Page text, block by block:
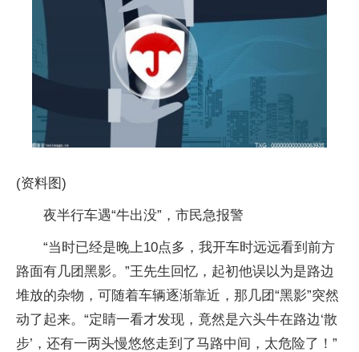
(资料图)
夜半行车遇“牛出没”，市民急报警
“当时已经是晚上10点多，我开车时远远看到前方
路面有几团黑影。”王先生回忆，起初他误以为是路边
堆放的杂物，可随着车辆逐渐靠近，那几团“黑影”突然
动了起来。“定睛一看才发现，竟然是六头牛在路边‘散
步’，还有一两头慢悠悠走到了马路中间，太危险了！”